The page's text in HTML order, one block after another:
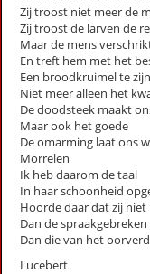
Zij troost niet meer de
Zij troost de larven de
Maar de mens
En treft hem met het
Een broodkruimel te
Niet meer alleen het
De doodsteek maakt
Maar ook het goede
De omarming laat ons
Morrelen
Ik heb daarom de taal
In haar schoonheid
Hoorde daar dat zij
Dan de
Dan die van het
Lucebert
Activiteiten
Lezingen door en
Stadsdichtersduo
Boek & Film
Literatuurprijs Zeist
Leesclubs /
Verhalenproject
Silent Reading Club
Wereldwijd
Kinderboekenfeest
Agenda
Actueel